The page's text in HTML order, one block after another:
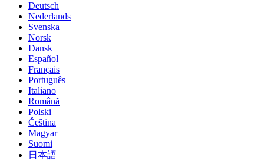
Deutsch
Nederlands
Svenska
Norsk
Dansk
Español
Français
Português
Italiano
Română
Polski
Čeština
Magyar
Suomi
日本語